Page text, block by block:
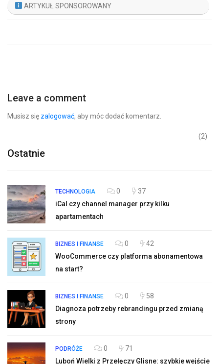
ARTYKUŁ SPONSOROWANY
Leave a comment
Musisz się zalogować, aby móc dodać komentarz.
Ostatnie
TECHNOLOGIA 0
37
iCal czy channel manager przy kilku
apartamentach
BIZNES I FINANSE 0
42
WooCommerce czy platforma abonamentowa
na start?
BIZNES I FINANSE 0
58
Diagnoza potrzeby rebrandingu przed zmianą
strony
PODRÓŻE 0
71
Luboń Wielki z Przełęczy Glisne: szybkie wejście
(2)